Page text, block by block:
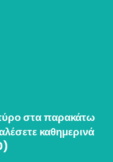
στα παρακάτω
καθημερινά